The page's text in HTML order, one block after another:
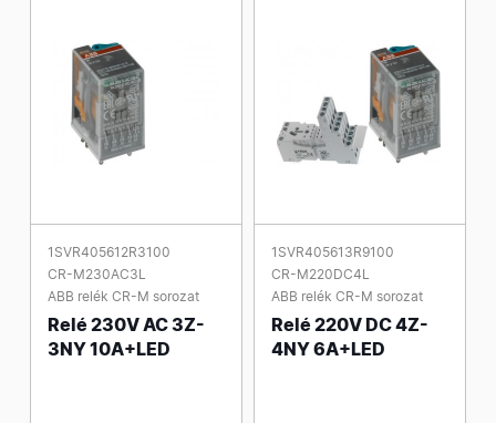
1SVR405612R3100
CR-M230AC3L
ABB relék CR-M sorozat
Relé 230V AC 3Z-
3NY 10A+LED
1SVR405613R9100
CR-M220DC4L
ABB relék CR-M sorozat
Relé 220V DC 4Z-
4NY 6A+LED